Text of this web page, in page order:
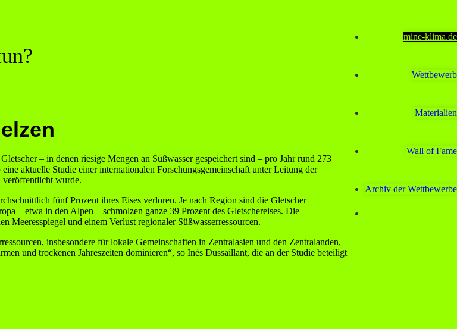
mine-klima.de
Wettbewerb
Materialien
Wall of Fame
Archiv der Wettbewerbe
– in denen riesige Mengen an Süßwasser gespeichert sind – pro Jahr rund 273
aktuelle Studie einer internationalen Forschungsgemeinschaft unter Leitung der
wurde.
fünf Prozent ihres Eises verloren. Je nach Region sind die Gletscher
– etwa in den Alpen – schmolzen ganze 39 Prozent des Gletschereises. Die
Meeresspiegel und einem Verlust regionaler Süßwasserressourcen.
insbesondere für lokale Gemeinschaften in Zentralasien und den Zentralanden,
und trockenen Jahreszeiten dominieren“, so Inés Dussaillant, die an der Studie beteiligt